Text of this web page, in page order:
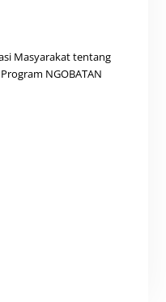
Masyarakat tentang
NGOBATAN